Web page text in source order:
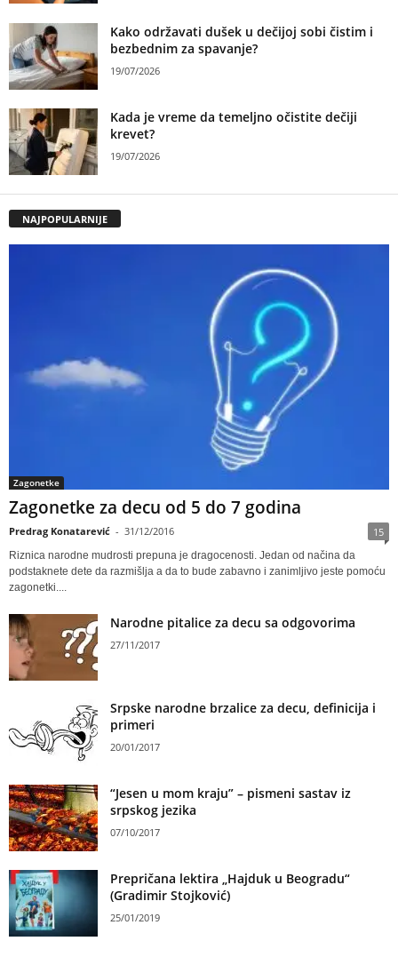
Kako održavati dušek u dečijoj sobi čistim i
bezbednim za spavanje?
19/07/2026
Kada je vreme da temeljno očistite dečiji
krevet?
19/07/2026
NAJPOPULARNIJE
Zagonetke
Zagonetke za decu od 5 do 7 godina
Predrag Konatarević - 31/12/2016 15
Riznica narodne mudrosti prepuna je dragocenosti. Jedan od načina da
podstaknete dete da razmišlja a da to bude zabavno i zanimljivo jeste pomoću
zagonetki....
Narodne pitalice za decu sa odgovorima
27/11/2017
Srpske narodne brzalice za decu, definicija i
primeri
20/01/2017
“Jesen u mom kraju” – pismeni sastav iz
srpskog jezika
07/10/2017
Prepričana lektira „Hajduk u Beogradu“
(Gradimir Stojković)
25/01/2019